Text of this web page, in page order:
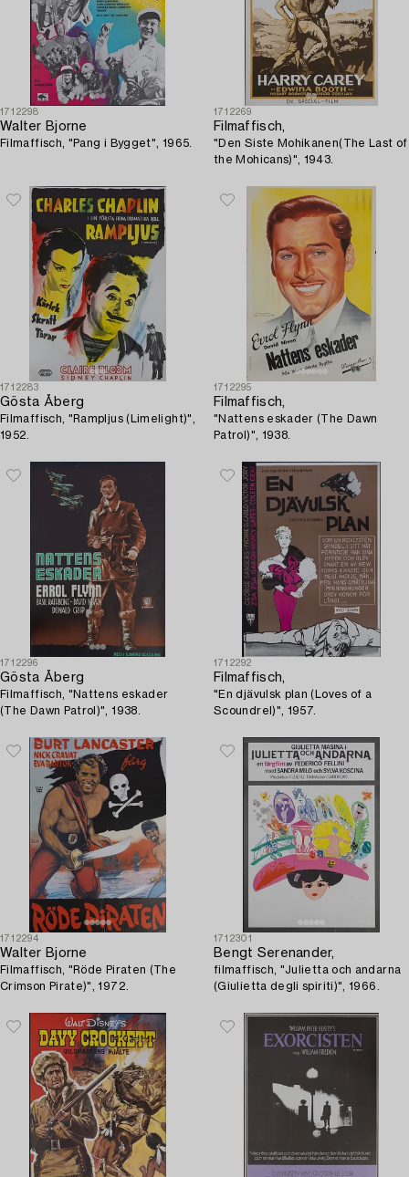
1712298
Walter Bjorne
Filmaffisch, "Pang i Bygget", 1965.
1712269
Filmaffisch,
"Den Siste Mohikanen(The Last of
the Mohicans)", 1943.
1712283
Gösta Åberg
Filmaffisch, "Rampljus (Limelight)",
1952.
1712295
Filmaffisch,
"Nattens eskader (The Dawn
Patrol)", 1938.
1712296
Gösta Åberg
Filmaffisch, "Nattens eskader
(The Dawn Patrol)", 1938.
1712292
Filmaffisch,
"En djävulsk plan (Loves of a
Scoundrel)", 1957.
1712294
Walter Bjorne
Filmaffisch, "Röde Piraten (The
Crimson Pirate)", 1972.
1712301
Bengt Serenander,
filmaffisch, "Julietta och andarna
(Giulietta degli spiriti)", 1966.